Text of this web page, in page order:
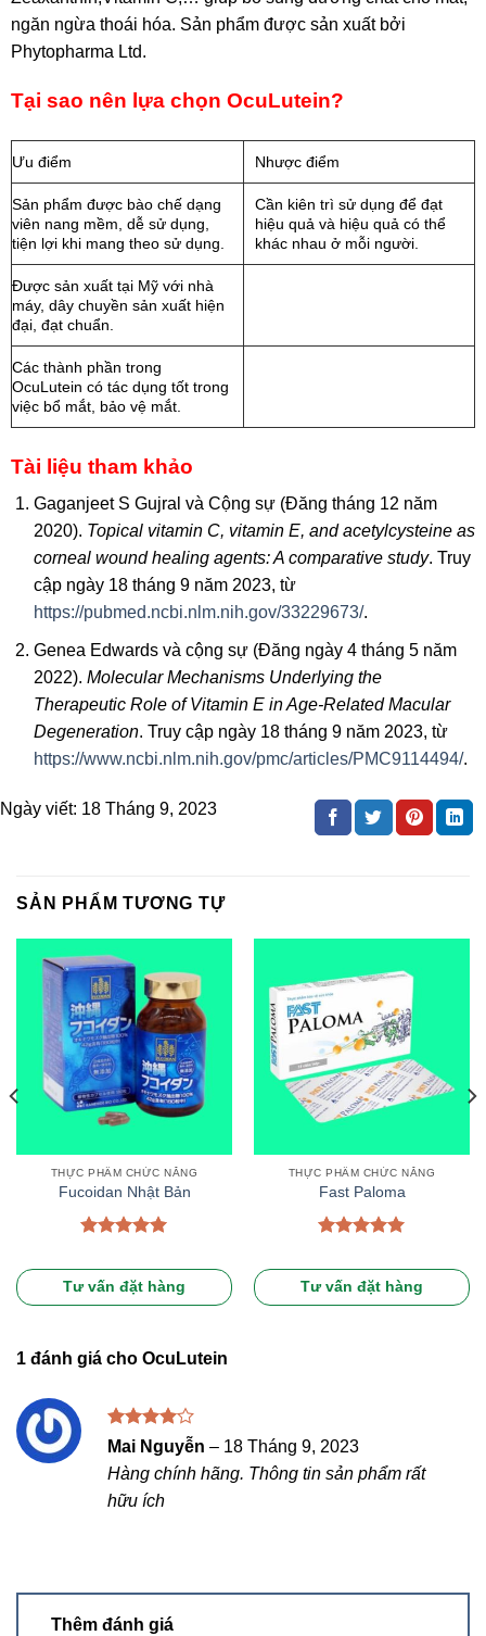
ngăn ngừa thoái hóa. Sản phẩm được sản xuất bởi
Phytopharma Ltd.
Tại sao nên lựa chọn OcuLutein?
Ưu điểm Nhược điểm
Sản phẩm được bào chế dạng
viên nang mềm, dễ sử dụng,
tiện lợi khi mang theo sử dụng.
Cần kiên trì sử dụng để đạt
hiệu quả và hiệu quả có thể
khác nhau ở mỗi người.
Được sản xuất tại Mỹ với nhà
máy, dây chuyền sản xuất hiện
đại, đạt chuẩn.
Các thành phần trong
OcuLutein có tác dụng tốt trong
việc bổ mắt, bảo vệ mắt.
Tài liệu tham khảo
Gaganjeet S Gujral và Cộng sự (Đăng tháng 12 năm
2020). Topical vitamin C, vitamin E, and acetylcysteine as
corneal wound healing agents: A comparative study. Truy
cập ngày 18 tháng 9 năm 2023, từ
https://pubmed.ncbi.nlm.nih.gov/33229673/.
Genea Edwards và cộng sự (Đăng ngày 4 tháng 5 năm
2022). Molecular Mechanisms Underlying the
Therapeutic Role of Vitamin E in Age-Related Macular
Degeneration. Truy cập ngày 18 tháng 9 năm 2023, từ
https://www.ncbi.nlm.nih.gov/pmc/articles/PMC9114494/.
Ngày viết: 18 Tháng 9, 2023
SẢN PHẨM TƯƠNG TỰ
THỰC PHẨM CHỨC NĂNG
Fucoidan Nhật Bản
hạng5.00
5 sao
Tư vấn đặt hàng
THỰC PHẨM CHỨC NĂNG
Fast Paloma
hạng5.00
5 sao
Tư vấn đặt hàng
1 đánh giá cho OcuLutein
Được
xếp hạng
45 sao
Mai Nguyễn – 18 Tháng 9, 2023
Hàng chính hãng. Thông tin sản phẩm rất
hữu ích
Thêm đánh giá